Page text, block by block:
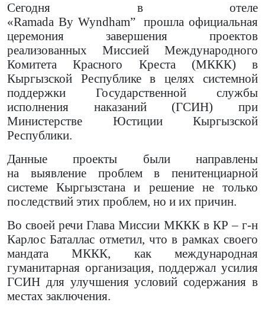
Сегодня в отеле
«Ramada By Wyndham” прошла официальная
церемония завершения проектов
реализованных Миссией Международного
Комитета Красного Креста (МККК) в
Кыргызской Республике в целях системной
поддержки Государственной службы
исполнения наказаний (ГСИН) при
Министерстве Юстиции Кыргызской
Республики.
Данные проекты были направлены
на выявление проблем в пенитенциарной
системе Кыргызстана и решение не только
последствий этих проблем, но и их причин.
Во своей речи Глава Миссии МККК в КР – г-н
Карлос Баталлас отметил, что в рамках своего
мандата МККК, как международная
гуманитарная организация, поддержал усилия
ГСИН для улучшения условий содержания в
местах заключения.